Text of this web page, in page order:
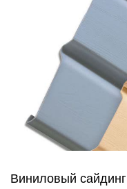
Виниловый сайдинг